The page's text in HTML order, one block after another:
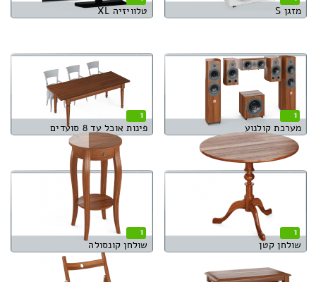
מזגן S טלוויזיה XL
1
מערכת קולנוע
1
פינות אוכל עד 8 סועדים
1
שולחן קטן
1
שולחן קונסולה